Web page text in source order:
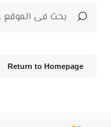
Return to Homepage